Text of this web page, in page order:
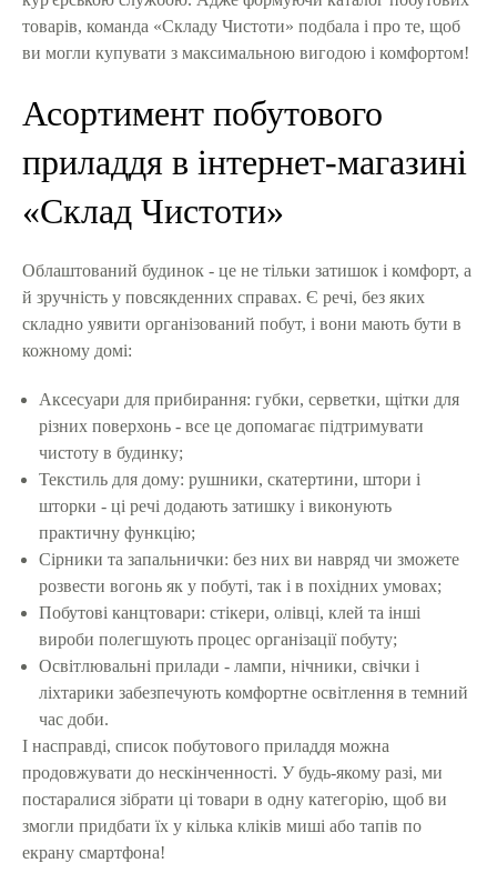
товарів, команда «Складу Чистоти» подбала і про те, щоб
ви могли купувати з максимальною вигодою і комфортом!
Асортимент побутового
приладдя в інтернет-магазині
«Склад Чистоти»
Облаштований будинок - це не тільки затишок і комфорт, а
й зручність у повсякденних справах. Є речі, без яких
складно уявити організований побут, і вони мають бути в
кожному домі:
Аксесуари для прибирання: губки, серветки, щітки для
різних поверхонь - все це допомагає підтримувати
чистоту в будинку;
Текстиль для дому: рушники, скатертини, штори і
шторки - ці речі додають затишку і виконують
практичну функцію;
Сірники та запальнички: без них ви навряд чи зможете
розвести вогонь як у побуті, так і в похідних умовах;
Побутові канцтовари: стікери, олівці, клей та інші
вироби полегшують процес організації побуту;
Освітлювальні прилади - лампи, нічники, свічки і
ліхтарики забезпечують комфортне освітлення в темний
час доби.
І насправді, список побутового приладдя можна
продовжувати до нескінченності. У будь-якому разі, ми
постаралися зібрати ці товари в одну категорію, щоб ви
змогли придбати їх у кілька кліків миші або тапів по
екрану смартфона!